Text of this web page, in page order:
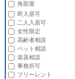
角部屋
即入居可
二人入居可
女性限定
高齢者相談
ペット相談
楽器相談
事務所可
フリーレント